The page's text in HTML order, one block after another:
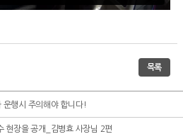
목록
운행시 주의해야 합니다!
현장을 공개_김병효 사장님 2편